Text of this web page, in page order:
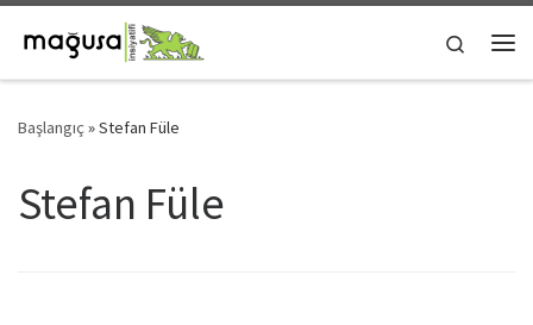
Skip to content
Search
Başlangıç »Stefan Füle
Stefan Füle